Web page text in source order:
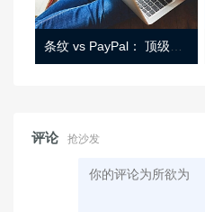
条纹 vs PayPal： 顶级功能， 定价 （和更多！
评论 抢沙发